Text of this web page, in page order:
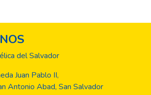
del Salvador
Juan Pablo II,
Antonio Abad, San Salvador